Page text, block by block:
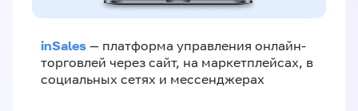
inSales — платформа управления онлайн-
торговлей через сайт, на маркетплейсах, в
социальных сетях и мессенджерах